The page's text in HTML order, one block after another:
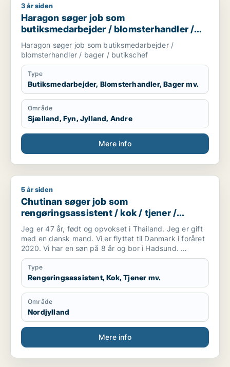
Haragon søger job som butiksmedarbejder /
3 år siden
Haragon søger job som
butiksmedarbejder / blomsterhandler /
bager / butikschef
Haragon søger job som butiksmedarbejder /
blomsterhandler / bager / butikschef
Type
Butiksmedarbejder, Blomsterhandler, Bager mv.
Område
Sjælland, Fyn, Jylland, Andre
Mere info
Chutinan søger job som rengøringsassistent / kok / tjener /
5 år siden
Chutinan søger job som
rengøringsassistent / kok / tjener /
køkkenmedarbejder / slagter
Jeg er 47 år, født og opvokset i Thailand. Jeg er gift
med en dansk mand. Vi er flyttet til Danmark i foråret
2020. Vi har en søn på 8 år og bor i Hadsund.
Jeg forstår og taler en del dansk og jeg går for tiden
på sprogskole. Taler desuden engelsk.
Jeg er handelsuddannet og har tidligere arbejdet med
bogholderi og kundekontakt i forskellige
virksomheder. Før og under min studietid har jeg
desuden arbejdet på fabrik
Jeg har for øjeblikket arbejde på fødevarefabrik nær
Hadsund hvor jeg arbejder i produktionen med
produkt rengøring og diverse rutineopgaver. Arbejdet
er kun 2 dage om ugen, men jeg vil gerne have
Type
Rengøringsassistent, Kok, Tjener mv.
Område
Nordjylland
Mere info